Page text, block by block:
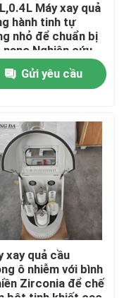
Máy xay quả
hành tinh tự
nhỏ để chuẩn bị
Nghiên cứu
tiên tiến
Gửi yêu cầu
xay quả cầu
ô nhiễm với bình
Zirconia để chế